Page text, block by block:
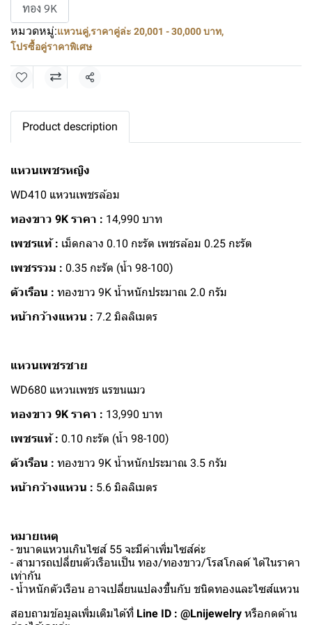
ทอง 9K
หมวดหมู่:แหวนคู่,ราคาคู่ล่ะ 20,001 - 30,000 บาท,
โปรซื้อคู่ราคาพิเศษ
แชร์
Product description
แหวนเพชรหญิง
WD410 แหวนเพชรล้อม
ทองขาว 9K ราคา : 14,990 บาท
เพชรแท้ : เม็ดกลาง 0.10 กะรัต เพชรล้อม 0.25 กะรัต
เพชรรวม : 0.35 กะรัต (น้ำ 98-100)
ตัวเรือน : ทองขาว 9K น้ำหนักประมาณ 2.0 กรัม
หน้ากว้างแหวน : 7.2 มิลลิเมตร
แหวนเพชรชาย
WD680 แหวนเพชร แรขนแมว
ทองขาว 9K ราคา : 13,990 บาท
เพชรแท้ : 0.10 กะรัต (น้ำ 98-100)
ตัวเรือน : ทองขาว 9K น้ำหนักประมาณ 3.5 กรัม
หน้ากว้างแหวน : 5.6 มิลลิเมตร
หมายเหตุ
- ขนาดแหวนเกินไซส์ 55 จะมีค่าเพิ่มไซส์ค่ะ
- สามารถเปลี่ยนตัวเรือนเป็น ทอง/ทองขาว/โรสโกลด์ ได้ในราคา
เท่ากัน
- น้ำหนักตัวเรือน อาจเปลี่ยนแปลงขึ้นกับ ชนิดทองและไซส์แหวน
สอบถามข้อมูลเพิ่มเติมได้ที่ Line ID : @Lnijewelry หรือกดด้าน